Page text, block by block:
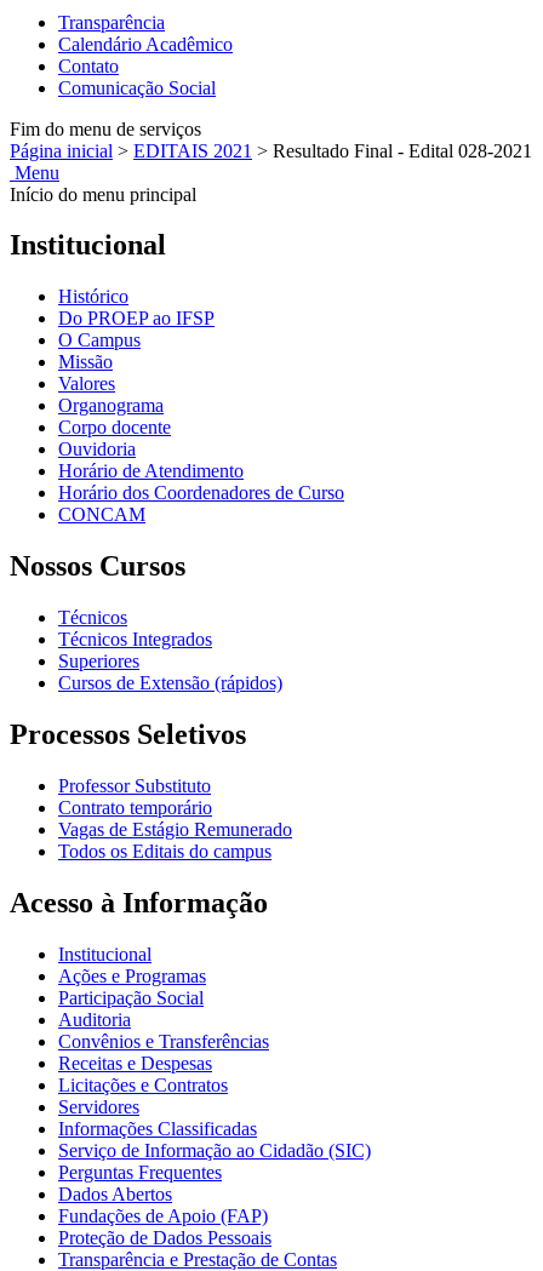
Transparência
Calendário Acadêmico
Contato
Comunicação Social
Fim do menu de serviços
Página inicial > EDITAIS 2021 > Resultado Final - Edital 028-2021
Menu
Início do menu principal
Institucional
Histórico
Do PROEP ao IFSP
O Campus
Missão
Valores
Organograma
Corpo docente
Ouvidoria
Horário de Atendimento
Horário dos Coordenadores de Curso
CONCAM
Nossos Cursos
Técnicos
Técnicos Integrados
Superiores
Cursos de Extensão (rápidos)
Processos Seletivos
Professor Substituto
Contrato temporário
Vagas de Estágio Remunerado
Todos os Editais do campus
Acesso à Informação
Institucional
Ações e Programas
Participação Social
Auditoria
Convênios e Transferências
Receitas e Despesas
Licitações e Contratos
Servidores
Informações Classificadas
Serviço de Informação ao Cidadão (SIC)
Perguntas Frequentes
Dados Abertos
Fundações de Apoio (FAP)
Proteção de Dados Pessoais
Transparência e Prestação de Contas